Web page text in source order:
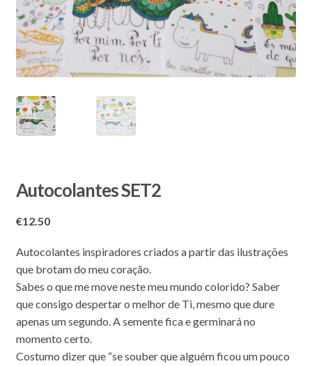
Autocolantes SET2
€12.50
Autocolantes inspiradores criados a partir das ilustrações
que brotam do meu coração.
Sabes o que me move neste meu mundo colorido? Saber
que consigo despertar o melhor de Ti, mesmo que dure
apenas um segundo. A semente fica e germinará no
momento certo.
Costumo dizer que “se souber que alguém ficou um pouco